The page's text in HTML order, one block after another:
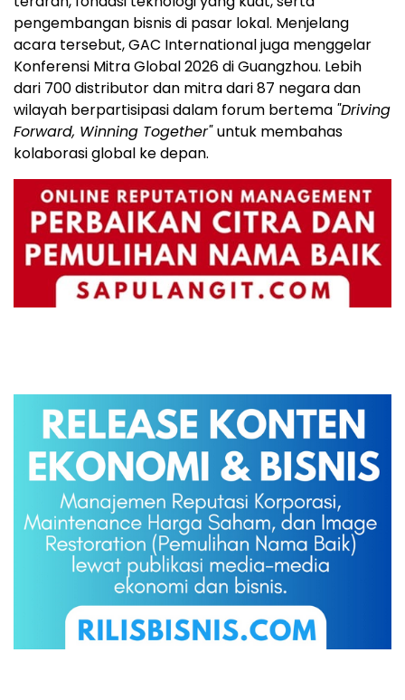
pengembangan bisnis di pasar lokal. Menjelang
acara tersebut, GAC International juga menggelar
Konferensi Mitra Global 2026 di Guangzhou. Lebih
dari 700 distributor dan mitra dari 87 negara dan
wilayah berpartisipasi dalam forum bertema "Driving
Forward, Winning Together"untuk membahas
kolaborasi global ke depan.